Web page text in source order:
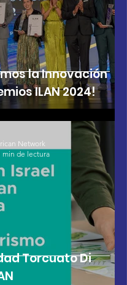
la Innovación
ILAN 2024!
Torcuato Di
Network
min de lectura